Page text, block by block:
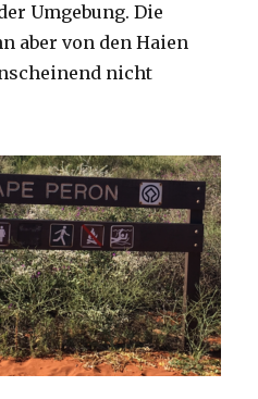
Umgebung. Die
aber von den Haien
nicht